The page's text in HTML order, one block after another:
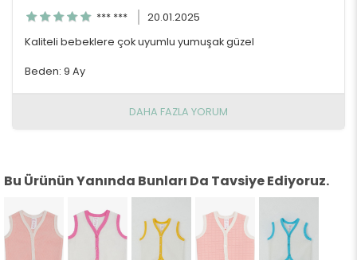
*** ***
20.01.2025
Kaliteli bebeklere çok uyumlu yumuşak güzel
Beden: 9 Ay
DAHA FAZLA YORUM
Bu Ürünün Yanında Bunları Da Tavsiye Ediyoruz.